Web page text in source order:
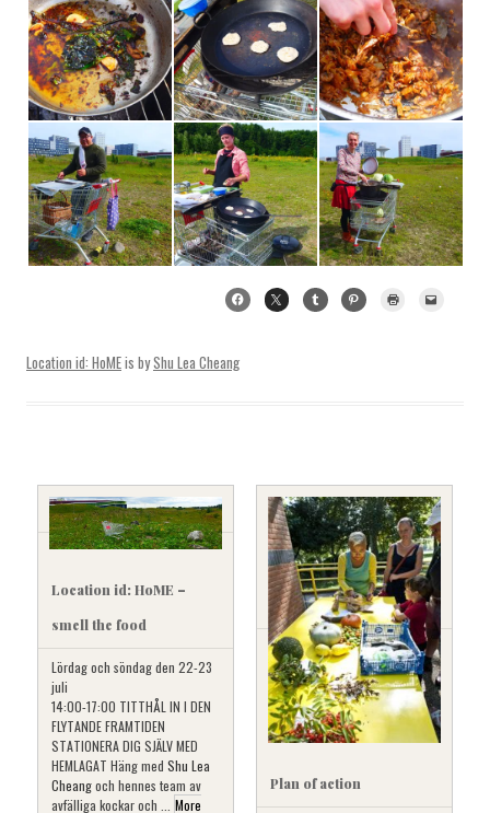
Location id: HoMEis byShu Lea Cheang
Location id: HoME –
smell the food
Lördag och söndag den 22-23
juli
14:00-17:00 TITTHÅL IN I DEN
FLYTANDE FRAMTIDEN
STATIONERA DIG SJÄLV MED
HEMLAGAT Häng med Shu Lea
Cheangoch hennes team av
avfälliga kockar och ... More
Plan of action